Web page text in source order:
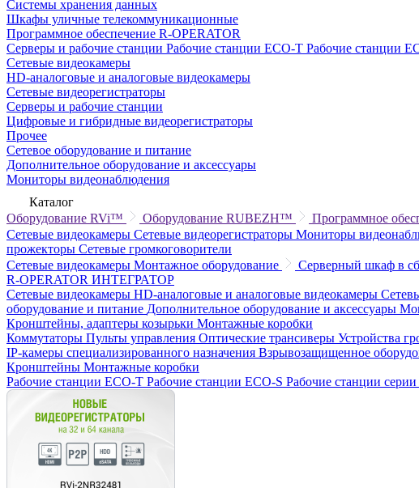
Системы хранения данных
Шкафы уличные телекоммуникационные
Программное обеспечение R-OPERATOR
Серверы и рабочие станции Рабочие станции ECO-T Рабочие станции
Сетевые видеокамеры
HD-аналоговые и аналоговые видеокамеры
Сетевые видеорегистраторы
Серверы и рабочие станции
Цифровые и гибридные видеорегистраторы
Прочее
Сетевое оборудование и питание
Дополнительное оборудование и аксессуары
Мониторы видеонаблюдения
Каталог
Оборудование RVi™
Оборудование RUBEZH™ Программное
Сетевые видеокамеры Сетевые видеорегистраторы Мониторы
прожекторы Сетевые громкоговорители
Сетевые видеокамеры Монтажное оборудование Серверный шкаф в
R-OPERATOR ИНТЕГРАТОР
Сетевые видеокамеры HD-аналоговые и аналоговые видеокамеры
оборудование и питание Дополнительное оборудование и аксессуары
Кронштейны, адаптеры козырьки Монтажные коробки
Коммутаторы Пульты управления Оптические трансиверы Устройства
IP-камеры специализированного назначения Взрывозащищенное
Кронштейны Монтажные коробки
Рабочие станции ECO-T Рабочие станции ECO-S Рабочие станции